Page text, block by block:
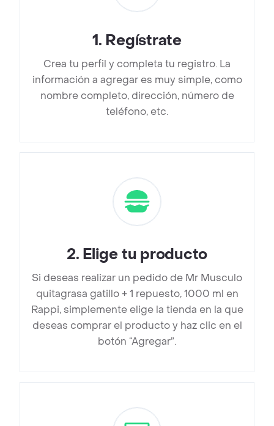
1. Regístrate
Crea tu perfil y completa tu registro. La
información a agregar es muy simple, como
nombre completo, dirección, número de
teléfono, etc.
2. Elige tu producto
Si deseas realizar un pedido de Mr Musculo
quitagrasa gatillo + 1 repuesto, 1000 ml en
Rappi, simplemente elige la tienda en la que
deseas comprar el producto y haz clic en el
botón “Agregar”.